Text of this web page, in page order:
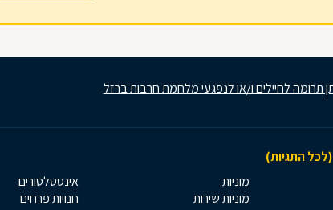
תרומה לחיילים ו/או לנפגעי מלחמת חרבות ברזל
(לכל התגיות)
מוניות
מוניות שירות
אינסטלטורים
חנויות פרחים